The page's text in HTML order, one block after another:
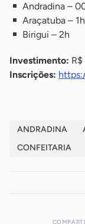
Andradina –
Araçatuba –
Birigui – 2h
Investimento:
Inscrições:
ANDRADINA
CONFEITARIA